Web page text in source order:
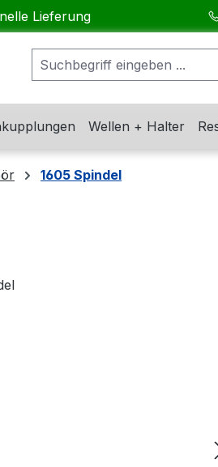
Lieferung
Wellen + Halter
1605 Spindel